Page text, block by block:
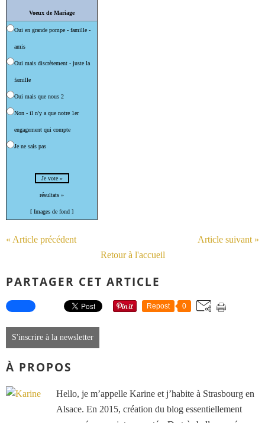
Voeux de Mariage
Oui en grande pompe - famille -
amis
Oui mais discrètement - juste la
famille
Oui mais que nous 2
Non - il n'y a que notre 1er
engagement qui compte
Je ne sais pas
résultats »
[ Images de fond ]
« Article précédent
Article suivant »
Retour à l'accueil
PARTAGER CET ARTICLE
Repost 0
S'inscrire à la newsletter
À PROPOS
Hello, je m’appelle Karine et j’habite à Strasbourg en
Alsace. En 2015, création du blog essentiellement